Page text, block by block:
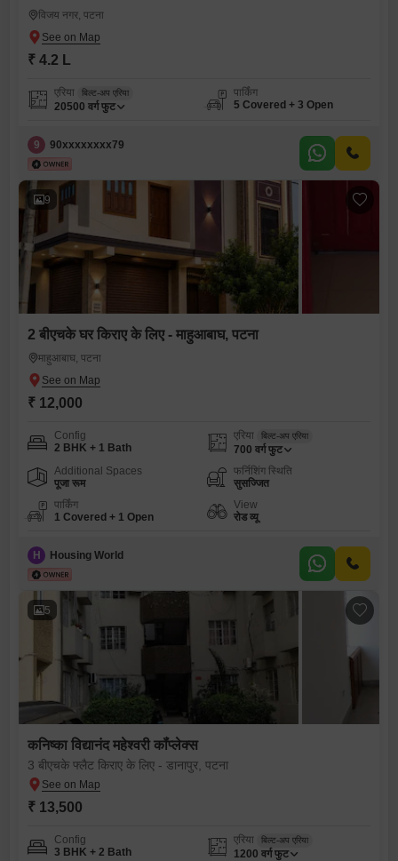
विजय नगर, पटना
₹ 4.2 L
एरिया बिल्ट-अप एरिया
20500 वर्ग फुट
पार्किंग
5 Covered + 3 Open
9 90xxxxxxxx79
9
2 बीएचके घर किराए के लिए - माहुआबाघ, पटना
माहुआबाघ, पटना
₹ 12,000
Config
2 BHK + 1 Bath
एरिया बिल्ट-अप एरिया
700 वर्ग फुट
Additional Spaces
पूजा रूम
फर्निशिंग स्थिति
सुसज्जित
पार्किंग
1 Covered + 1 Open
View
रोड व्यू
H Housing World
5
कनिष्का विद्यानंद महेश्वरी कॉंप्लेक्स
3 बीएचके फ्लैट किराए के लिए - डानापुर, पटना
₹ 13,500
Config
3 BHK + 2 Bath
एरिया बिल्ट-अप एरिया
1200 वर्ग फुट